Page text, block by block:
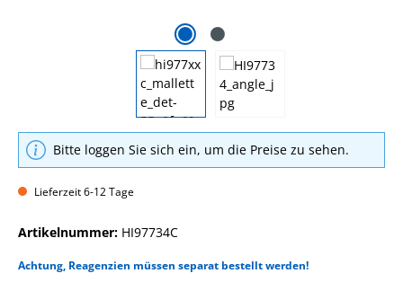
Bitte loggen Sie sich ein, um die Preise zu sehen.
Lieferzeit 6-12 Tage
Artikelnummer: HI97734C
Achtung, Reagenzien müssen separat bestellt werden!